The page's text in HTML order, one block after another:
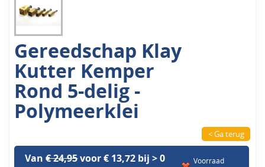
Gereedschap Klay
Kutter Kemper
Rond 5-delig -
Polymeerklei
< Ga terug
Van€ 24,95voor € 13,72 bij > 0
Voorraad